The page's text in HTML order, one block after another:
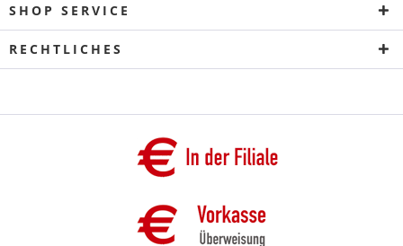
SHOP SERVICE
RECHTLICHES